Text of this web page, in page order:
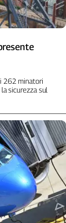
262 minatori
sicurezza sul